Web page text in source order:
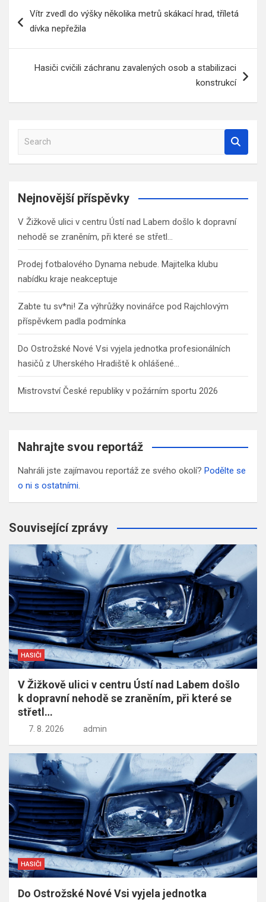
proVítr zvedl do výšky několika metrů skákací hrad, tříletá
dívka nepřežila
Hasiči cvičili záchranu zavalených osob a stabilizaci
konstrukcí
a
c
Nejnovější příspěvky
V Žižkově ulici v centru Ústí nad Labem došlo k dopravní
nehodě se zraněním, při které se střetl…
Prodej fotbalového Dynama nebude. Majitelka klubu
nabídku kraje neakceptuje
Zabte tu sv*ni! Za výhrůžky novinářce pod Rajchlovým
příspěvkem padla podmínka
Do Ostrožské Nové Vsi vyjela jednotka profesionálních
hasičů z Uherského Hradiště k ohlášené…
Mistrovství České republiky v požárním sportu 2026
Nahrajte svou reportáž
Nahráli jste zajímavou reportáž ze svého okolí? Podělte se
o ni s ostatními.
Související zprávy
HASIČI
V Žižkově ulici v centru Ústí nad Labem došlo
k dopravní nehodě se zraněním, při které se
střetl…
7. 8. 2026 admin
HASIČI
Do Ostrožské Nové Vsi vyjela jednotka